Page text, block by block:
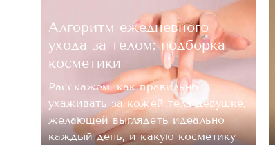
Алгоритм ежедневного
ухода за телом: подборка
косметики
Расскажем, как правильно
ухаживать за кожей тела девушке,
желающей выглядеть идеально
каждый день, и какую косметику